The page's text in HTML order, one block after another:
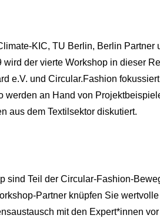
KIC, TU Berlin, Berlin Partner
der vierte Workshop in dieser
e.V. und Circular.Fashion
werden an Hand von
aus dem Textilsektor diskutiert.
sind Teil der Circular-Fashion-
Partner knüpfen Sie
mit den Expert*innen vor